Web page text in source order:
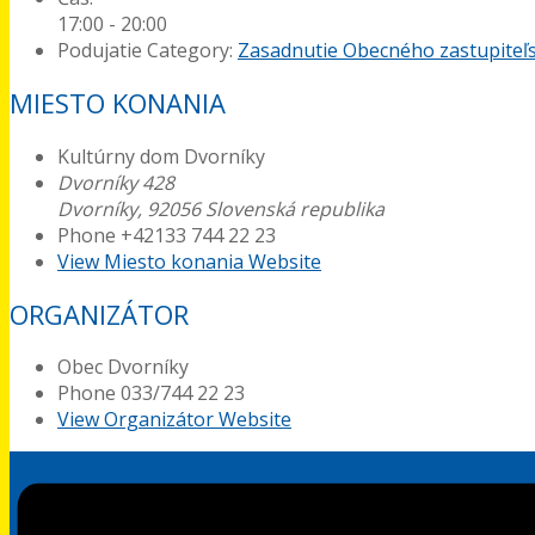
17:00 - 20:00
Podujatie Category: Zasadnutie Obecného
MIESTO KONANIA
Kultúrny dom Dvorníky
Dvorníky 428
Dvorníky, 92056 Slovenská republika
Phone +42133 744 22 23
View Miesto konania Website
ORGANIZÁTOR
Obec Dvorníky
Phone 033/744 22 23
View Organizátor Website